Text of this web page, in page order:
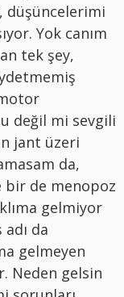
düşüncelerimi
Yok canım
tek şey,
değil mi sevgili
jant üzeri
da,
bir de menopoz
gelmiyor
da
gelmeyen
Neden gelsin